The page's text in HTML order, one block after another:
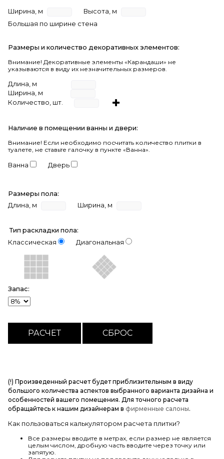
Ширина, м
Высота, м
Большая по ширине стена
Размеры и количество декоративных элементов:
Внимание! Декоративные элементы «Карандаши» не
указываются в виду их незначительных размеров.
Длина, м
Ширина, м
Количество, шт.
Наличие в помещении ванны и двери:
Внимание! Если необходимо посчитать количество плитки в
туалете, не ставьте галочку в пункте «Ванна».
Ванна Дверь
Размеры пола:
Длина, м
Ширина, м
Тип раскладки пола:
Классическая
Диагональная
Запас:
(!) Произведенный расчет будет приблизительным в виду
большого количества аспектов выбранного варианта дизайна и
особенностей вашего помещения. Для точного расчета
обращайтесь к нашим дизайнерам в фирменные салоны.
Как пользоваться калькулятором расчета плитки?
Все размеры вводите в метрах, если размер не является
целым числом, дробную часть вводите через точку или
запятую.